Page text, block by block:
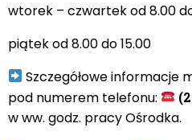
wtorek – czwartek od 8.00
piątek od 8.00 do 15.00
Szczegółowe informacje
pod numerem telefonu:
w ww. godz. pracy Ośrodka.